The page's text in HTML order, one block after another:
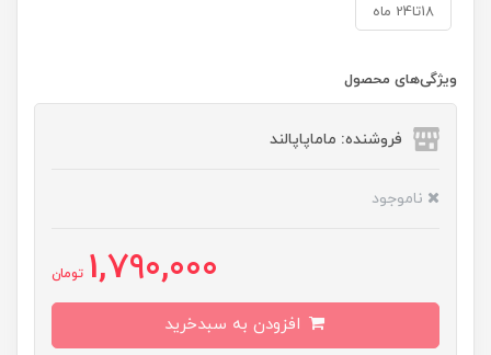
18تا24 ماه
ویژگی‌های محصول
فروشنده: ماماپاپالند
ناموجود
1,790,000 تومان